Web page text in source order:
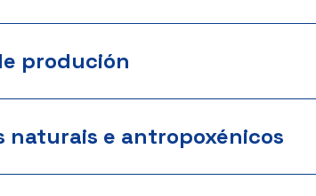
produción
naturais e antropoxénicos